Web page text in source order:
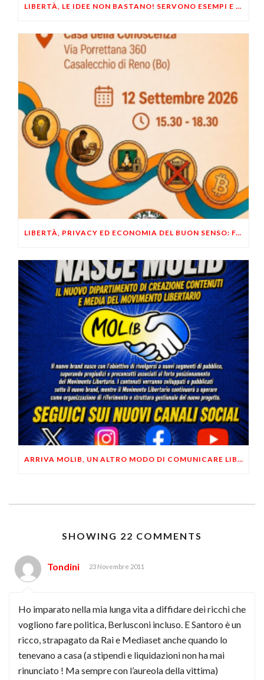
LIBERTÀ, LE IDEE NON BASTANO! SERVONO ESEMPI E UN PO’ DI COERENZA
LIBERTÀ, PRIVACY ED ECONOMIA DEL BUON SENSO: FACCO E MUSUMECI A CASALECCHIO DI RENO (BO)
ARRIVA MOLIB, UN ALTRO MODO DI COMUNICARE LIBERTARIO
SHOWING 22 COMMENTS
Tondini 23 Novembre 2011
Ho imparato nella mia lunga vita a diffidare dei ricchi che
vogliono fare politica, Berlusconi incluso. E Santoro è un
ricco, strapagato da Rai e Mediaset anche quando lo
tenevano a casa (a stipendi e liquidazioni non ha mai
rinunciato ! Ma sempre con l’aureola della vittima)